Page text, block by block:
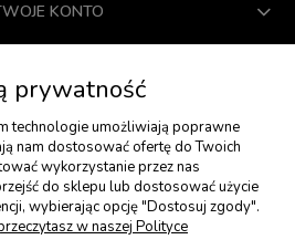
KONTO
DODATKOWE
I DOSTAWA
I REKLAMACJE
prywatność
technologie umożliwiają poprawne
nam dostosować ofertę do Twoich
wykorzystanie przez nas
do sklepu lub dostosować użycie
wybierając opcję "Dostosuj zgody".
w naszej Polityce